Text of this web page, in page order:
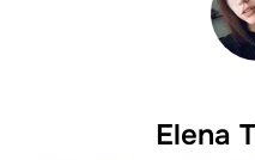
Elena